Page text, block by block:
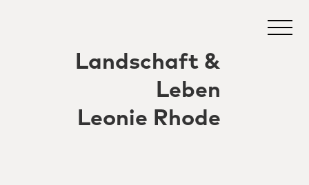
Landschaft &
Leben
Leonie Rhode